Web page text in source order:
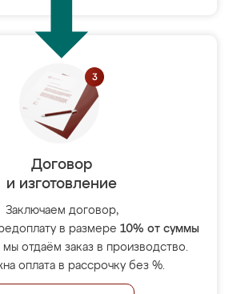
Договор
и изготовление
Заключаем договор,
в размере 10% от суммы
мы отдаём заказ в производство.
оплата в рассрочку без %.